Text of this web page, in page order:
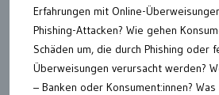
Erfahrungen mit Online-
Phishing-Attacken? Wie gehen
Schäden um, die durch Phishing oder
Überweisungen verursacht werden?
– Banken oder Konsument:innen?